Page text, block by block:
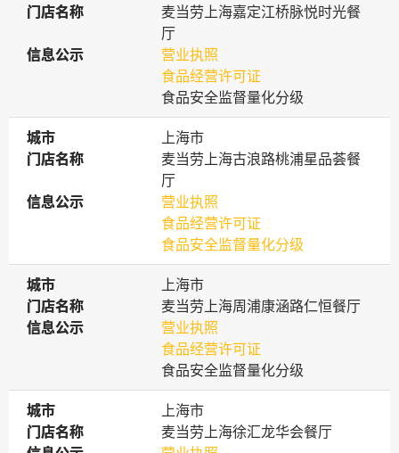
门店名称
门店名称
麦当劳上海嘉定江桥脉悦时光餐
厅
信息公示
信息公示
营业执照
食品经营许可证
食品安全监督量化分级
城市
城市
上海市
门店名称
门店名称
麦当劳上海古浪路桃浦星品荟餐
厅
信息公示
信息公示
营业执照
食品经营许可证
食品安全监督量化分级
城市
城市
上海市
门店名称
门店名称
麦当劳上海周浦康涵路仁恒餐厅
信息公示
信息公示
营业执照
食品经营许可证
食品安全监督量化分级
城市
城市
上海市
门店名称
门店名称
麦当劳上海徐汇龙华会餐厅